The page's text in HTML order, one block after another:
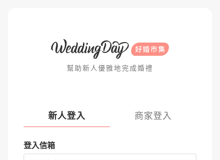
幫助新人優雅地完成婚禮
新人登入 商家登入
登入信箱